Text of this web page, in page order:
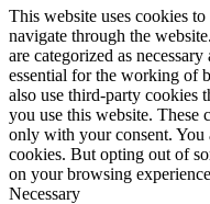
This website uses cookies
navigate through the
are categorized as
essential for the working of
also use third-party cookies
you use this website.
only with your consent. You
cookies. But opting out of
on your browsing
Necessary